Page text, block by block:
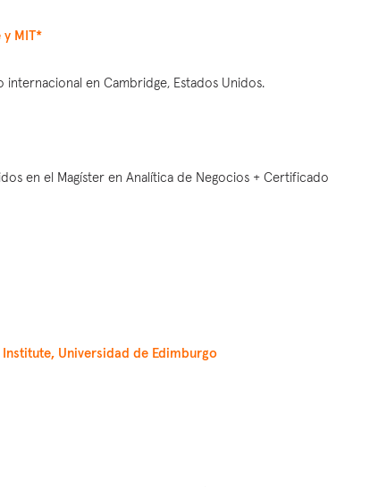
y MIT*
internacional en Cambridge, Estados Unidos.
en el Magíster en Analítica de Negocios + Certificado
Universidad de Edimburgo